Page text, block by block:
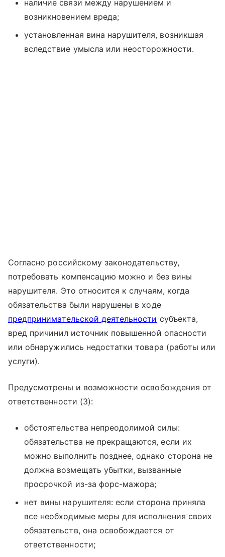
наличие связи между нарушением и
возникновением вреда;
установленная вина нарушителя, возникшая
вследствие умысла или неосторожности.
Согласно российскому законодательству,
потребовать компенсацию можно и без вины
нарушителя. Это относится к случаям, когда
обязательства были нарушены в ходе
предпринимательской деятельности субъекта,
вред причинил источник повышенной опасности
или обнаружились недостатки товара (работы или
услуги).
Предусмотрены и возможности освобождения от
ответственности (3):
обстоятельства непреодолимой силы:
обязательства не прекращаются, если их
можно выполнить позднее, однако сторона не
должна возмещать убытки, вызванные
просрочкой из-за форс-мажора;
нет вины нарушителя: если сторона приняла
все необходимые меры для исполнения своих
обязательств, она освобождается от
ответственности;